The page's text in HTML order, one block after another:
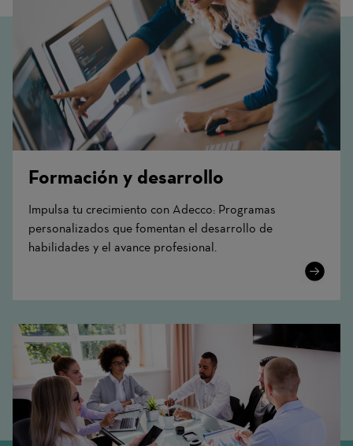
Formación y desarrollo
Impulsa tu crecimiento con Adecco: Programas
personalizados que fomentan el desarrollo de
habilidades y el avance profesional.
Learn